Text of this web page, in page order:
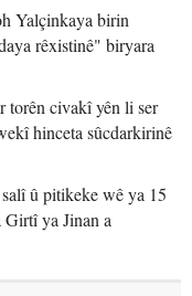
Yalçinkaya birin
rêxistinê" biryara
torên civakî yên li ser
hinceta sûcdarkirinê
û pitikeke wê ya 15
ya Jinan a